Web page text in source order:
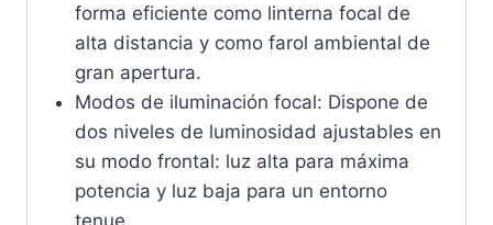
forma eficiente como linterna focal de
alta distancia y como farol ambiental de
gran apertura.
Modos de iluminación focal: Dispone de
dos niveles de luminosidad ajustables en
su modo frontal: luz alta para máxima
potencia y luz baja para un entorno